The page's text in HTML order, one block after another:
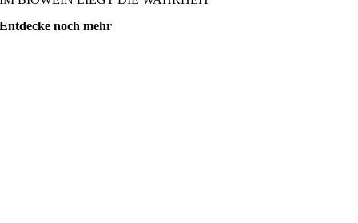
Entdecke noch mehr